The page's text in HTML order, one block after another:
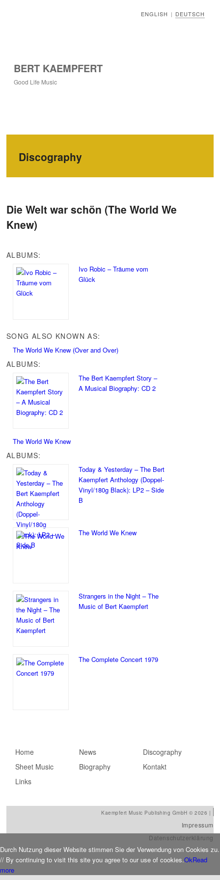
ENGLISH | DEUTSCH
BERT KAEMPFERT
Good Life Music
Discography
Die Welt war schön (The World We
Knew)
ALBUMS:
Ivo Robic – Träume vom
Glück
SONG ALSO KNOWN AS:
The World We Knew (Over and Over)
ALBUMS:
The Bert Kaempfert Story –
A Musical Biography: CD 2
The World We Knew
ALBUMS:
Today & Yesterday – The Bert
Kaempfert Anthology (Doppel-
Vinyl/180g Black): LP2 – Side
B
The World We Knew
Strangers in the Night – The
Music of Bert Kaempfert
The Complete Concert 1979
Hauptmenü
Zum primären Inhalt
springen
Zum sekundären
Inhalt springen
Home News
Discography
Sheet Music
Biography
Kontakt
Links
Kaempfert Music Publishing GmbH © 2026 |
Impressum
Datenschutzerklärung
Durch Nutzung dieser Website stimmen Sie der Verwendung von Cookies zu.
// By continuing to visit this site you agree to our use of cookies.OkRead
more